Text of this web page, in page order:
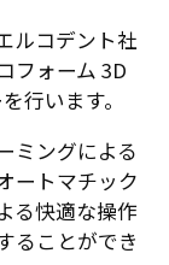
ルコデント社
フォーム 3D
行います。
ミングによる
ートマチック
る快適な操作
ることができ